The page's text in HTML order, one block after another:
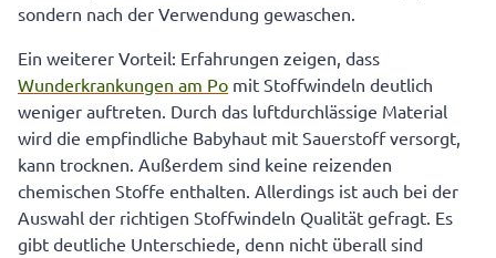
sondern nach der Verwendung gewaschen.
Ein weiterer Vorteil: Erfahrungen zeigen, dass
Wunderkrankungen am Po mit Stoffwindeln deutlich
weniger auftreten. Durch das luftdurchlässige Material
wird die empfindliche Babyhaut mit Sauerstoff versorgt,
kann trocknen. Außerdem sind keine reizenden
chemischen Stoffe enthalten. Allerdings ist auch bei der
Auswahl der richtigen Stoffwindeln Qualität gefragt. Es
gibt deutliche Unterschiede, denn nicht überall sind